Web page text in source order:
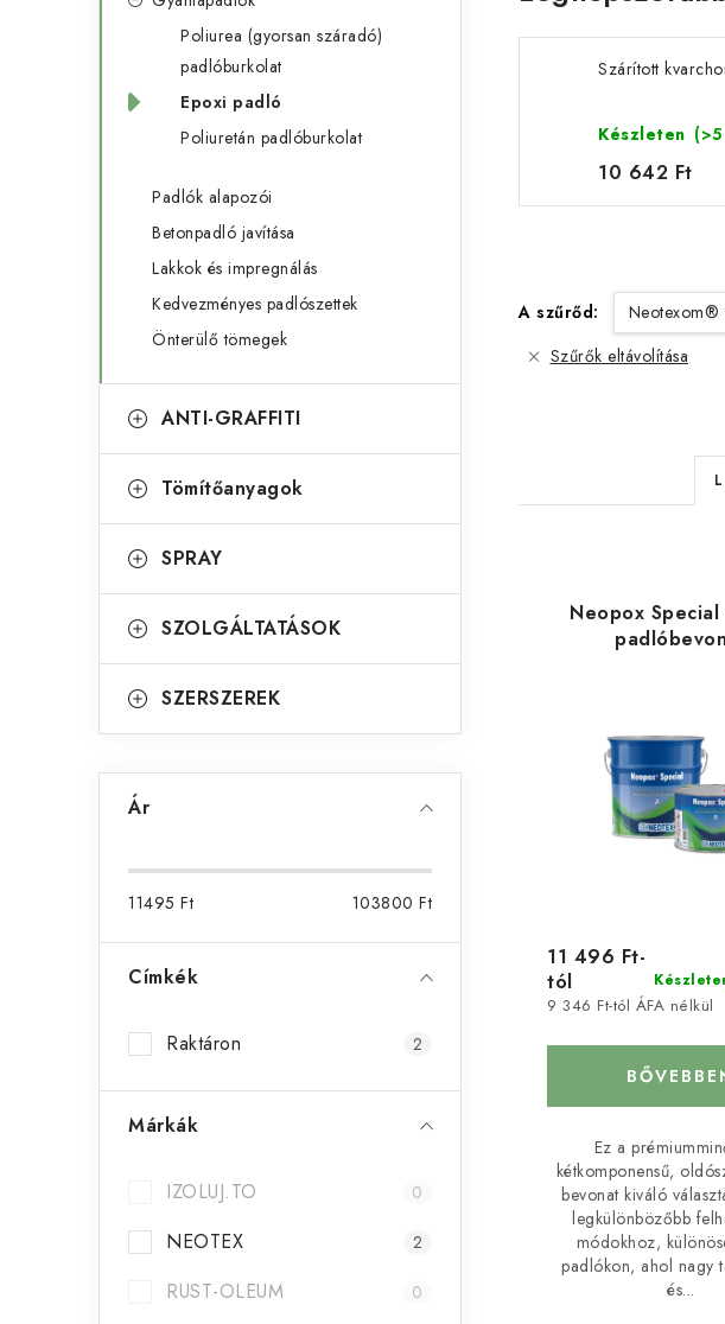
Poliurea (gyorsan száradó)
padlóburkolat
Epoxi padló
Poliuretán padlóburkolat
Padlók alapozói
Betonpadló javítása
Lakkok és impregnálás
Kedvezményes padlószettek
Önterülő tömegek
ANTI-GRAFFITI
Tömítőanyagok
SPRAY
SZOLGÁLTATÁSOK
SZERSZEREK
Ár
11495 Ft 103800 Ft
Címkék
Raktáron 2
Márkák
IZOLUJ.TO 0
NEOTEX 2
RUST-OLEUM 0
Szárított
Készleten
10 642 Ft
A szűrőd:
Neotexom®
Szűrők eltávolítása
T
e
m
é
e
k
r
d
e
z
é
s
e
Neopox
9 346 Ft-tól ÁFA nélkül
11 496 Ft-
tól
Ez a
kétkomponensű,
bevonat kiváló
legkülönbözőbb
módokhoz,
padlókon, ahol nagy
és...